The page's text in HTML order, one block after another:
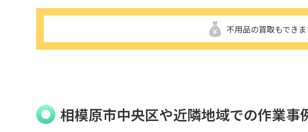
不用品の買取もでき
相模原市中央区や近隣地域での作業事